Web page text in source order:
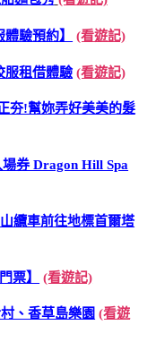
驗預約】 (看遊記)
服租借體驗 (看遊記)
夯!幫妳弄好美美的髮
場券 Dragon Hill Spa
纜車前往地標首爾塔
票】 (看遊記)
、香草島樂園 (看遊